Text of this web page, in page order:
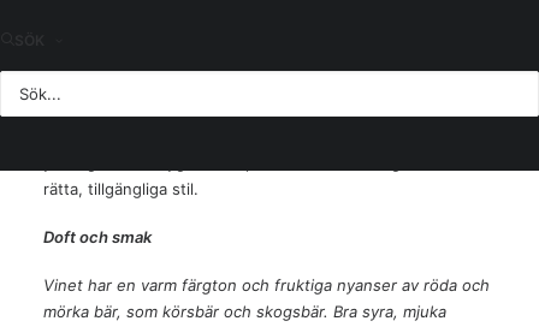
rätta, tillgängliga stil.
Doft och smak
Vinet har en varm färgton och fruktiga nyanser av röda och
mörka bär, som körsbär och skogsbär. Bra syra, mjuka